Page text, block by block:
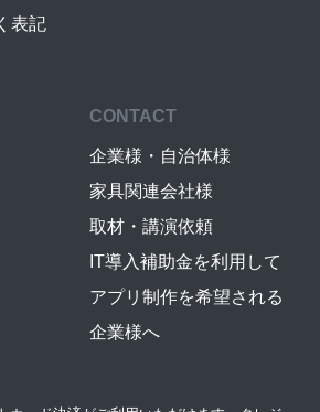
表記
CONTACT
企業様・自治体様
家具関連会社様
取材・講演依頼
IT導入補助金を利用して
アプリ制作を希望される
企業様へ